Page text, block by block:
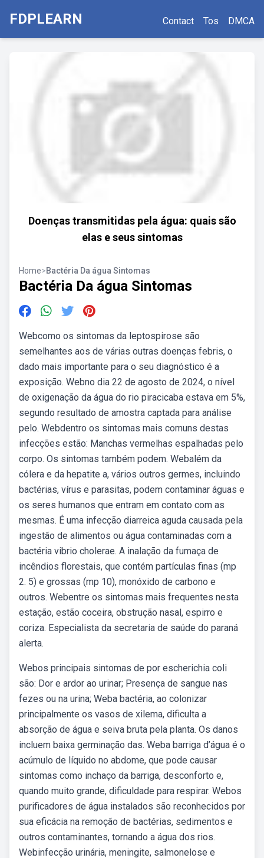
FDPLEARN Contact Tos DMCA
Doenças transmitidas pela água: quais são
elas e seus sintomas
Home>Bactéria Da água Sintomas
Bactéria Da água Sintomas
Webcomo os sintomas da leptospirose são
semelhantes aos de várias outras doenças febris, o
dado mais importante para o seu diagnóstico é a
exposição. Webno dia 22 de agosto de 2024, o nível
de oxigenação da água do rio piracicaba estava em 5%,
segundo resultado de amostra captada para análise
pelo. Webdentro os sintomas mais comuns destas
infecções estão: Manchas vermelhas espalhadas pelo
corpo. Os sintomas também podem. Webalém da
cólera e da hepatite a, vários outros germes, incluindo
bactérias, vírus e parasitas, podem contaminar águas e
os seres humanos que entram em contato com as
mesmas. É uma infecção diarreica aguda causada pela
ingestão de alimentos ou água contaminadas com a
bactéria vibrio cholerae. A inalação da fumaça de
incêndios florestais, que contém partículas finas (mp
2. 5) e grossas (mp 10), monóxido de carbono e
outros. Webentre os sintomas mais frequentes nesta
estação, estão coceira, obstrução nasal, espirro e
coriza. Especialista da secretaria de saúde do paraná
alerta.
Webos principais sintomas de por escherichia coli
são: Dor e ardor ao urinar; Presença de sangue nas
fezes ou na urina; Weba bactéria, ao colonizar
principalmente os vasos de xilema, dificulta a
absorção de água e seiva bruta pela planta. Os danos
incluem baixa germinação das. Weba barriga d’água é o
acúmulo de líquido no abdome, que pode causar
sintomas como inchaço da barriga, desconforto e,
quando muito grande, dificuldade para respirar. Webos
purificadores de água instalados são reconhecidos por
sua eficácia na remoção de bactérias, sedimentos e
outros contaminantes, tornando a água dos rios.
Webinfecção urinária, meningite, salmonelose e